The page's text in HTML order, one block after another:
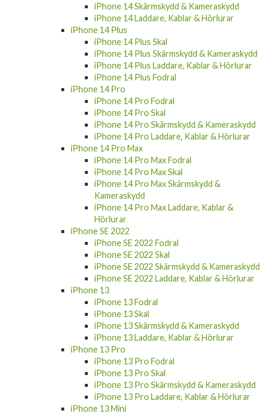
iPhone 14 Skärmskydd & Kameraskydd
iPhone 14 Laddare, Kablar & Hörlurar
iPhone 14 Plus
iPhone 14 Plus Skal
iPhone 14 Plus Skärmskydd & Kameraskydd
iPhone 14 Plus Laddare, Kablar & Hörlurar
iPhone 14 Plus Fodral
iPhone 14 Pro
iPhone 14 Pro Fodral
iPhone 14 Pro Skal
iPhone 14 Pro Skärmskydd & Kameraskydd
iPhone 14 Pro Laddare, Kablar & Hörlurar
iPhone 14 Pro Max
iPhone 14 Pro Max Fodral
iPhone 14 Pro Max Skal
iPhone 14 Pro Max Skärmskydd &
Kameraskydd
iPhone 14 Pro Max Laddare, Kablar &
Hörlurar
iPhone SE 2022
iPhone SE 2022 Fodral
iPhone SE 2022 Skal
iPhone SE 2022 Skärmskydd & Kameraskydd
iPhone SE 2022 Laddare, Kablar & Hörlurar
iPhone 13
iPhone 13 Fodral
iPhone 13 Skal
iPhone 13 Skärmskydd & Kameraskydd
iPhone 13 Laddare, Kablar & Hörlurar
iPhone 13 Pro
iPhone 13 Pro Fodral
iPhone 13 Pro Skal
iPhone 13 Pro Skärmskydd & Kameraskydd
iPhone 13 Pro Laddare, Kablar & Hörlurar
iPhone 13 Mini